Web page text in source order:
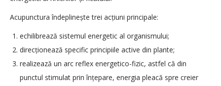
Acupunctura îndeplinește trei acțiuni principale:
echilibrează sistemul energetic al organismului;
direcționează specific principiile active din plante;
realizează un arc reflex energetico-fizic, astfel că din
punctul stimulat prin înțepare, energia pleacă spre creier